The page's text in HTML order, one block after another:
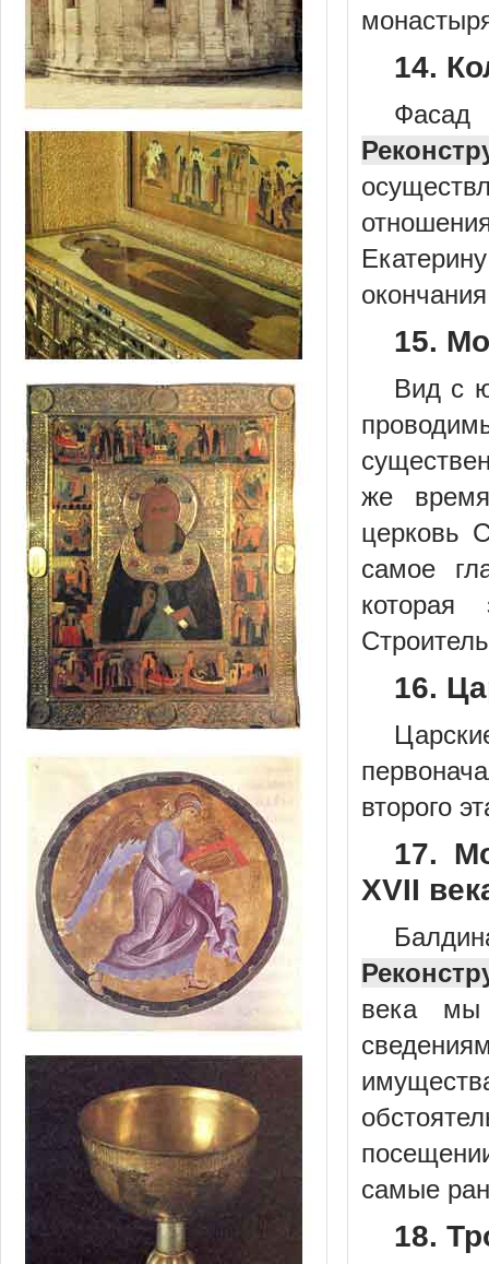
14.
Фасад
15.
Вид с
же
церковь
самое
которая
16.
второго
17.
XVII
века мы
самые
18.